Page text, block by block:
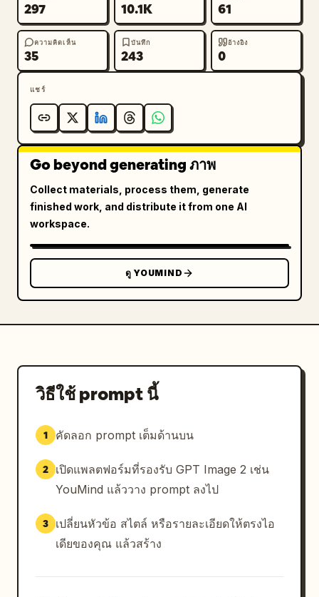
แฟชั่นสมัยใหม่
โทนสีหรูหรา: สีงาช้าง, สีทองแชมเปญ, สีชมพูบลัช, สี
ขาวมุก, สีเบจอ่อน
การเรนเดอร์ภาพถ่ายที่สมจริงและละเอียดเป็นพิเศษ ระยะ
ชัดลึกระดับพรีเมียม เงาที่เป็นธรรมชาติ วัสดุที่ดูสมจริง
คุณภาพระดับแคมเปญโฆษณาสุดหรู องค์ประกอบที่สะอาด
ตา สไตล์ที่ซับซ้อน ไม่มีภาพบิดเบี้ยว ไม่มีข้อผิดพลาดจาก
AI คุณภาพระดับผลงานชิ้นเอก
297 10.1K 61
ความคิดเห็น
35
บันทึก
243
อ้างอิง
0
แชร์
Go beyond generating ภาพ
Collect materials, process them, generate
finished work, and distribute it from one AI
workspace.
ดู YOUMIND
วิธีใช้ prompt นี้
1 คัดลอก prompt เต็มด้านบน
2
เปิดแพลตฟอร์มที่รองรับ GPT Image 2 เช่น
YouMind แล้ววาง prompt ลงไป
3
เปลี่ยนหัวข้อ สไตล์ หรือรายละเอียดให้ตรงไอ
เดียของคุณ แล้วสร้าง